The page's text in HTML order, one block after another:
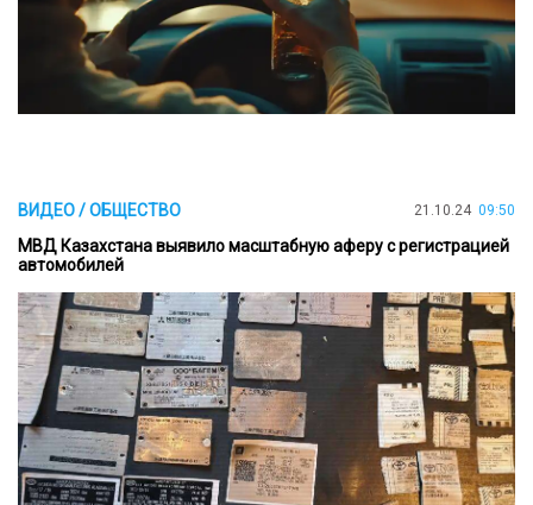
ВИДЕО / ОБЩЕСТВО 21.10.24 09:50
МВД Казахстана выявило масштабную аферу с регистрацией
автомобилей